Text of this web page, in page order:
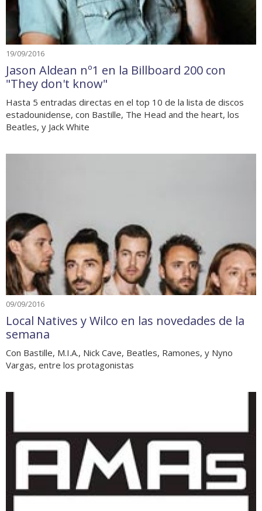
19/09/2016
Jason Aldean nº1 en la Billboard 200 con
"They don't know"
Hasta 5 entradas directas en el top 10 de la lista de discos
estadounidense, con Bastille, The Head and the heart, los
Beatles, y Jack White
09/09/2016
Local Natives y Wilco en las novedades de la
semana
Con Bastille, M.I.A., Nick Cave, Beatles, Ramones, y Nyno
Vargas, entre los protagonistas